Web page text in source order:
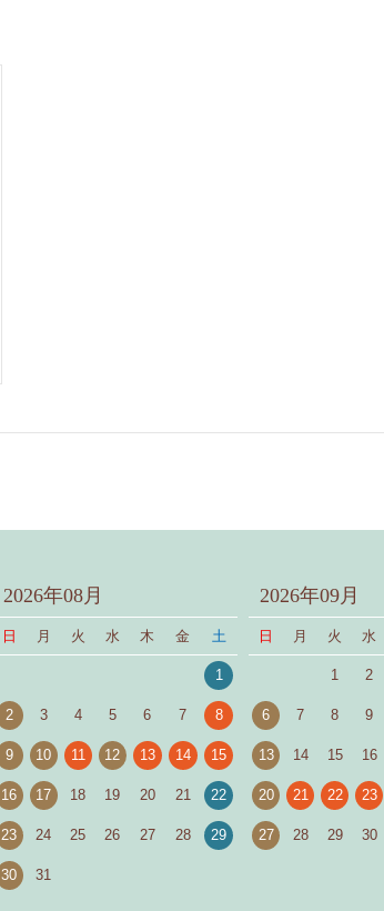
2026年08月
日 月 火 水 木 金 土
1
2 3 4 5 6 7 8
9 10 11 12 13 14 15
16 17 18 19 20 21 22
23 24 25 26 27 28 29
30 31
2026年09月
日 月 火 水
1 2
6 7 8 9
13 14 15 16
20 21 22 23
27 28 29 30